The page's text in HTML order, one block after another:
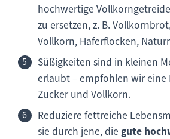
hochwertige
zu ersetzen, z. B.
Vollkorn, Haferflocken,
Süßigkeiten sind in kleinen
erlaubt – empfohlen wir
Zucker und Vollkorn.
Reduziere fettreiche
sie durch jene, die gute